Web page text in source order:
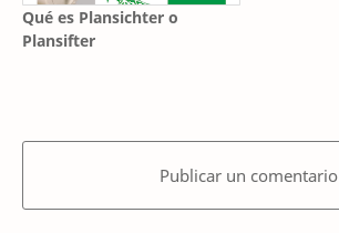
Qué es Plansichter o
Plansifter
Publicar un comentario